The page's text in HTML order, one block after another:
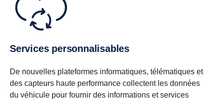
Services personnalisables
De nouvelles plateformes informatiques, télématiques et
des capteurs haute performance collectent les données
du véhicule pour fournir des informations et services